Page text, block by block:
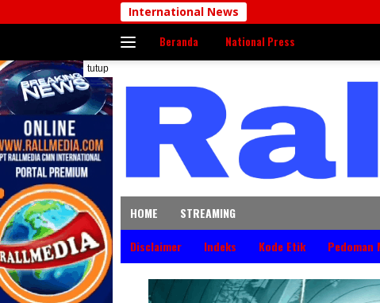
ke
International News
Beranda National Press
tutup
HOME
STREAMING
Disclaimer
Indeks Kode Etik Pedoman